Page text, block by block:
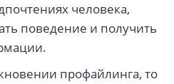
человека,
поведение и получить
профайлинга, то